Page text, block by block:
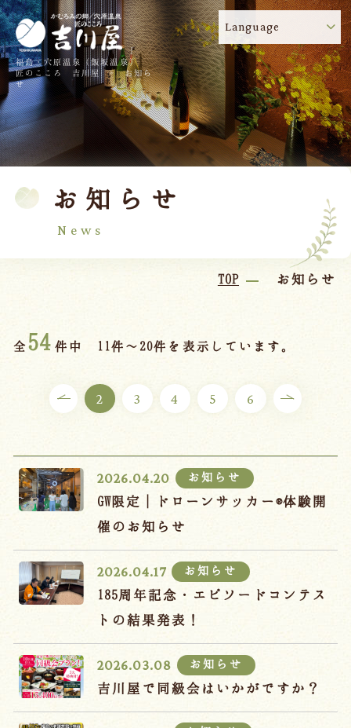
福島・穴原温泉（飯坂温泉）
匠のこころ 吉川屋 - お知ら
せ
Language
お知らせ
News
TOP お知らせ
全54 件中 11件～20件を表示しています。
2 3 4 5 6
2026.04.20 お知らせ
GW限定｜ドローンサッカー®体験開
催のお知らせ
2026.04.17 お知らせ
185周年記念・エピソードコンテス
トの結果発表！
2026.03.08 お知らせ
吉川屋で同級会はいかがですか？
! 吉川屋のコロナウイルス感染症対策について
TOP 吉川屋について
温泉 客室
料理
館内
ご宿泊プラン
お部屋からプランを選ぶ
空室カレンダーから選ぶ
会議・団体 吉川屋で過ごす特別な日
お知らせ よくあるご質問
お問い合わせ
予約確認・変更・キャンセル
キャンセルポリシー
宿泊約款